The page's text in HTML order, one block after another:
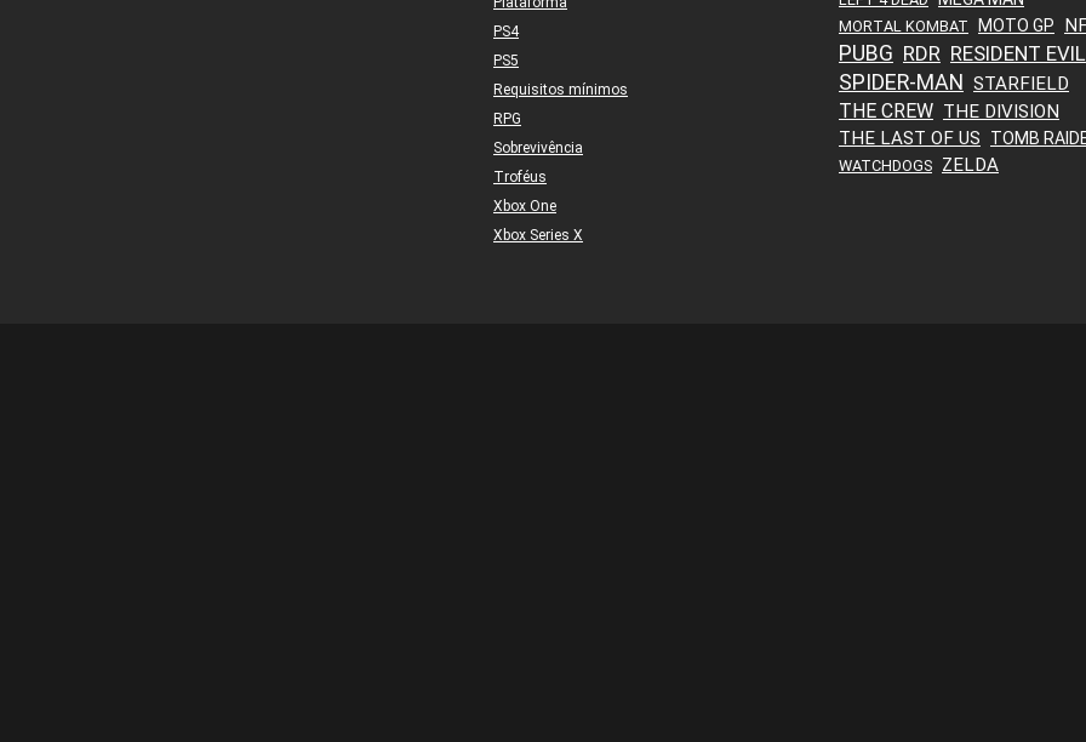
PS4
PS5
Requisitos mínimos
RPG
Sobrevivência
Troféus
Xbox One
Xbox Series X
MORTAL KOMBAT MOTO GP
PUBG RDR RESIDENT EVIL
SPIDER-MAN STARFIELD
THE CREW THE DIVISION
THE LAST OF US
TOMB
WATCHDOGS ZELDA